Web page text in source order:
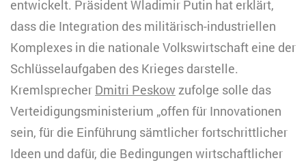
entwickelt. Präsident Wladimir Putin hat erklärt,
dass die Integration des militärisch-industriellen
Komplexes in die nationale Volkswirtschaft eine der
Schlüsselaufgaben des Krieges darstelle.
Kremlsprecher Dmitri Peskow zufolge solle das
Verteidigungsministerium „offen für Innovationen
sein, für die Einführung sämtlicher fortschrittlicher
Ideen und dafür, die Bedingungen wirtschaftlicher